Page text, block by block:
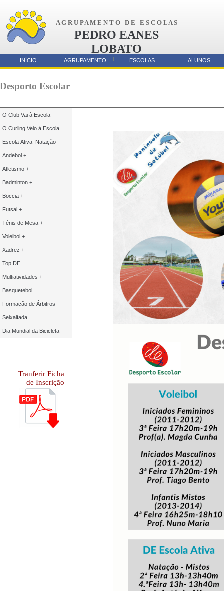
A G R U P A M E N T O D E E S C O L A S
PEDRO EANES
LOBATO
AMORA
Desporto Escolar
Tranferir Ficha
de Inscrição
Parcerias
O Club Vai à Escola
O Curling Veio à Escola
Escola Ativa Natação
Andebol +
Atletismo +
Badminton +
Boccia +
Futsal +
Ténis de Mesa +
Voleibol +
Xadrez +
Top DE
Multiatividades +
Basquetebol
Formação de Árbitros
Seixalíada
Dia Mundial da Bicicleta
INÍCIO AGRUPAMENTO ESCOLAS ALUNOS